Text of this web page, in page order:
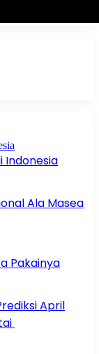
Indonesia
Ala Masea
Pakainya
April